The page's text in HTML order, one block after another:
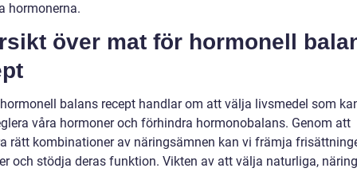
hormonerna.
över mat för hormonell
balans recept handlar om att välja livsmedel som
våra hormoner och förhindra hormonobalans. Genom att
rätt kombinationer av näringsämnen kan vi främja
och stödja deras funktion. Vikten av att välja naturliga,